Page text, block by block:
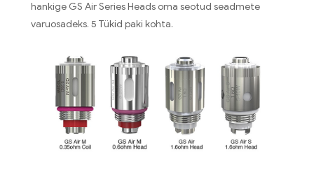
hankige GS Air Series Heads oma seotud seadmete
varuosadeks. 5 Tükid paki kohta.